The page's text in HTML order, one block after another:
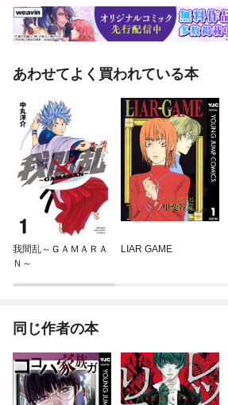
あわせてよく買われている本
我間乱～ＧＡＭＡＲＡ
Ｎ～
LIAR GAME
同じ作者の本